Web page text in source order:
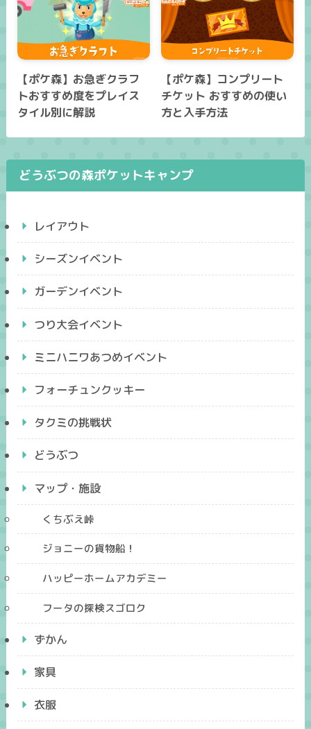
【ポケ森】お急ぎクラフ
トおすすめ度をプレイス
タイル別に解説
【ポケ森】コンプリート
チケット おすすめの使い
方と入手方法
どうぶつの森ポケットキャンプ
レイアウト
シーズンイベント
ガーデンイベント
つり大会イベント
ミニハニワあつめイベント
フォーチュンクッキー
タクミの挑戦状
どうぶつ
マップ・施設
くちぶえ峠
ジョニーの貨物船！
ハッピーホームアカデミー
フータの探検スゴロク
ずかん
家具
衣服